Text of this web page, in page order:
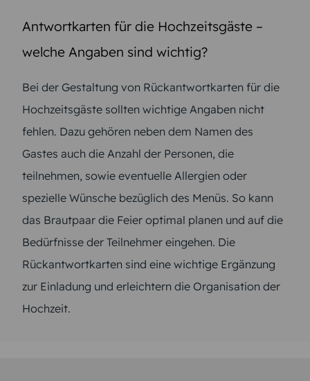
Antwortkarten für die Hochzeitsgäste –
welche Angaben sind wichtig?
Bei der Gestaltung von Rückantwortkarten für die
Hochzeitsgäste sollten wichtige Angaben nicht
fehlen. Dazu gehören neben dem Namen des
Gastes auch die Anzahl der Personen, die
teilnehmen, sowie eventuelle Allergien oder
spezielle Wünsche bezüglich des Menüs. So kann
das Brautpaar die Feier optimal planen und auf die
Bedürfnisse der Teilnehmer eingehen. Die
Rückantwortkarten sind eine wichtige Ergänzung
zur Einladung und erleichtern die Organisation der
Hochzeit.